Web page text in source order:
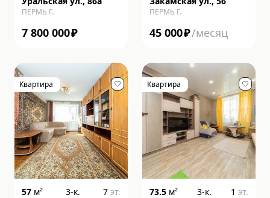
ПЕРМЬ Г.
7 800 000₽
ПЕРМЬ Г.
45 000₽/месяц
Квартира
57 м² 3-к. 7 эт.
Квартира
73.5 м² 3-к. 1 эт.